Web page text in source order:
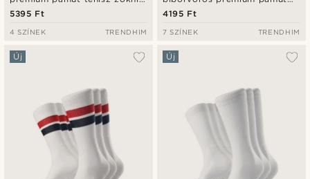
szett
5395 Ft
4 SZÍNEK TRENDHIM
zokni szett
4195 Ft
7 SZÍNEK TRENDHIM
Új Új